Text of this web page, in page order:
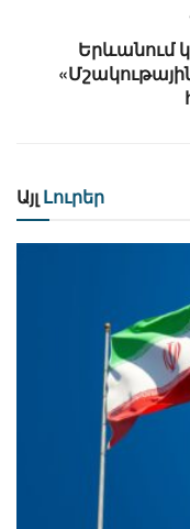
Երևանում
Այլ Լուրեր